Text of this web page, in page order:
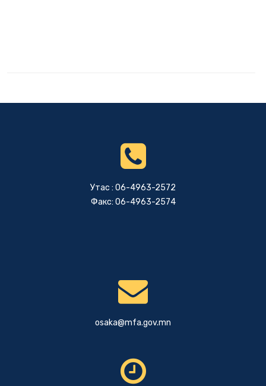
Утас : 06-4963-2572
Факс: 06-4963-2574
osaka@mfa.gov.mn